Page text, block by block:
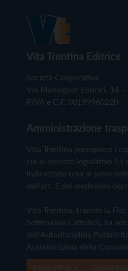
Vita Trentina Editrice
Società Cooperativa
Via Monsignor Endrici, 14 –
P.IVA e C.F. 00199960220
Amministrazione
Vita Trentina percepisce i
cui al decreto legislativo 15
Indicazione resa ai sensi
dell'art. 5 del medesimo
Vita Trentina, tramite la
Settimanali Cattolici), ha
dell'Autodisciplina
Autodisciplina della